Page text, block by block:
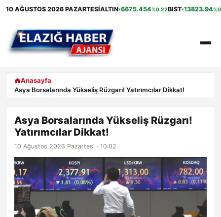
10 AĞUSTOS 2026 PAZARTESIALTIN▾6675.454%0.22BIST▾13823.94
ANASAYFA
GÜNDEM
EKONOMI
SAĞLIK
ALIŞVERIŞ
Anasayfa
Asya Borsalarında Yükseliş Rüzgarı! Yatırımcılar Dikkat!
Asya Borsalarında Yükseliş Rüzgarı!
Yatırımcılar Dikkat!
10 Ağustos 2026 Pazartesi · 10:02